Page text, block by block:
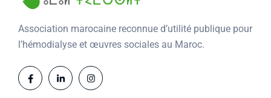
Association marocaine reconnue d’utilité publique pour
l’hémodialyse et œuvres sociales au Maroc.